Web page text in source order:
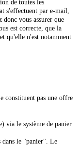
de toutes les
s'effectuent par e-mail,
donc vous assurer que
est correcte, que la
qu'elle n'est notamment
constituent pas une offre
via le système de panier
dans le "panier". Le